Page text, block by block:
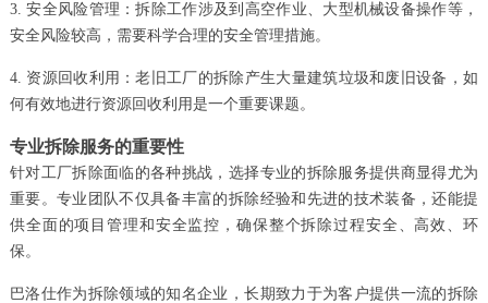
3. 安全风险管理：拆除工作涉及到高空作业、大型机械设备操作等，
安全风险较高，需要科学合理的安全管理措施。
4. 资源回收利用：老旧工厂的拆除产生大量建筑垃圾和废旧设备，如
何有效地进行资源回收利用是一个重要课题。
专业拆除服务的重要性
针对工厂拆除面临的各种挑战，选择专业的拆除服务提供商显得尤为
重要。专业团队不仅具备丰富的拆除经验和先进的技术装备，还能提
供全面的项目管理和安全监控，确保整个拆除过程安全、高效、环
保。
巴洛仕作为拆除领域的知名企业，长期致力于为客户提供一流的拆除